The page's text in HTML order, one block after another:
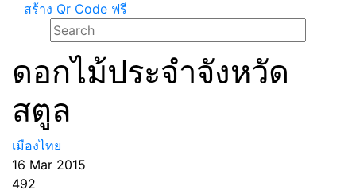
สร้าง Qr Code ฟรี
ดอกไม้ประจำจังหวัด
สตูล
เมืองไทย
16 Mar 2015
492